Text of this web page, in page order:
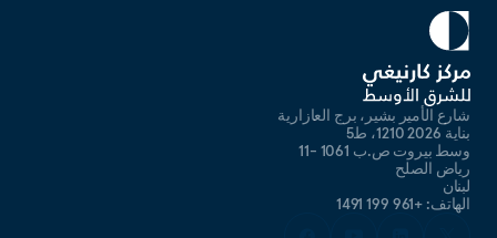
شارع الأمير بشير، برج العازارية
بناية 2026 1210، ط5
وسط بيروت ص.ب 1061 -11
رياض الصلح
لبنان
الهاتف: +961 199 1491